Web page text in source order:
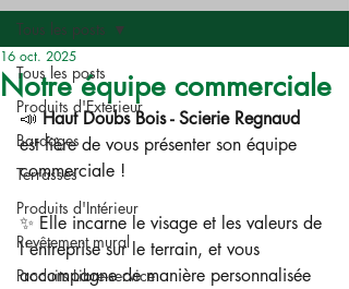
Tous les posts
Produits d'Extérieur
Bardages
Terrasses
Produits d'Intérieur
Revêtement mural
Produits Libre-service
Tous les posts
Notre équipe commerciale
16 oct. 2025
📣 Haut Doubs Bois - Scierie Regnaud
est fière de vous présenter son équipe
commerciale !
✨ Elle incarne le visage et les valeurs de
l'entreprise sur le terrain, et vous
accompagne de manière personnalisée